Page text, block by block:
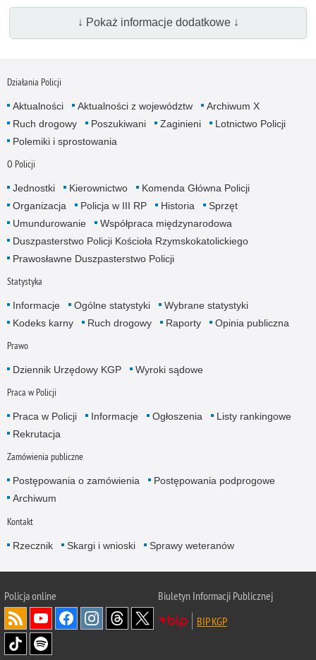
↓ Pokaż informacje dodatkowe ↓
Działania Policji
Aktualności Aktualności z województw
Archiwum X
Ruch drogowy
Poszukiwani Zaginieni
Lotnictwo Policji
Polemiki i sprostowania
O Policji
Jednostki Kierownictwo
Komenda Główna Policji
Organizacja
Policja w III RP Historia
Sprzęt
Umundurowanie
Współpraca międzynarodowa
Duszpasterstwo Policji Kościoła Rzymskokatolickiego
Prawosławne Duszpasterstwo Policji
Statystyka
Informacje Ogólne statystyki
Wybrane statystyki
Kodeks karny
Ruch drogowy Raporty Opinia publiczna
Prawo
Dziennik Urzędowy KGP Wyroki sądowe
Praca w Policji
Praca w Policji Informacje Ogłoszenia
Listy rankingowe
Rekrutacja
Zamówienia publiczne
Postępowania o zamówienia
Postępowania podprogowe
Archiwum
Kontakt
Rzecznik Skargi i wnioski Sprawy weteranów
Policjaonline
Biuletyn Informacji Publicznej
BIP KGP